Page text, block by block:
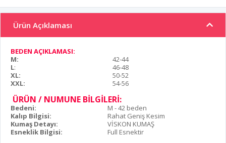
Ürün Açıklaması
BEDEN AÇIKLAMASI:
M:
42-44
L:
46-48
XL:
50-52
XXL:
54-56
ÜRÜN / NUMUNE BİLGİLERİ:
Bedeni:
M - 42 beden
Kalıp Bilgisi:
Rahat Geniş Kesim
Kumaş Detayı:
VİSKON KUMAŞ
Esneklik Bilgisi:
Full Esnektir